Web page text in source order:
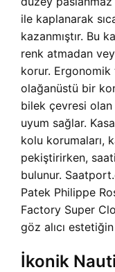
ile kaplanarak
kazanmıştır. Bu
renk atmadan
korur. Ergonomik
olağanüstü bir
bilek çevresi olan
uyum sağlar.
kolu korumaları,
pekiştirirken,
bulunur.
Patek Philippe
Factory Super
göz alıcı
İkonik